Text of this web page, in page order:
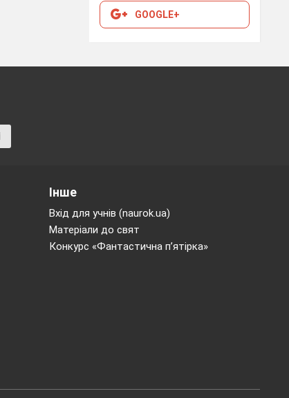
GOOGLE+
Інше
Вхід для учнів (naurok.ua)
Матеріали до свят
Конкурс «Фантастична п’ятірка»